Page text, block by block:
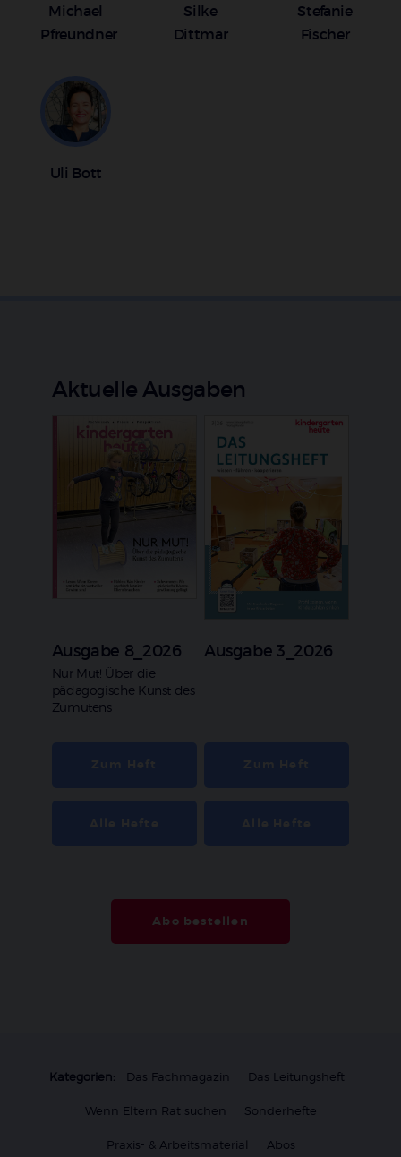
Michael
Pfreundner
Silke
Dittmar
Stefanie
Fischer
Uli Bott
Aktuelle Ausgaben
Ausgabe 8_2026
:
Nur Mut! Über die
pädagogische Kunst des
Zumutens
Ausgabe 3_2026
Abo bestellen
Kategorien: Das Fachmagazin Das Leitungsheft
Wenn Eltern Rat suchen Sonderhefte
Praxis- & Arbeitsmaterial Abos